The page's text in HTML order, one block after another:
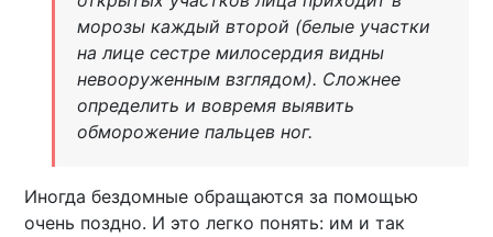
морозы каждый второй (белые участки
на лице сестре милосердия видны
невооруженным взглядом). Сложнее
определить и вовремя выявить
обморожение пальцев ног.
Иногда бездомные обращаются за помощью
очень поздно. И это легко понять: им и так